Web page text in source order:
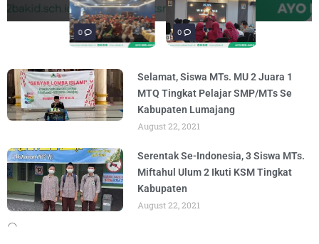
penguatan materi "Re-Branding
BY ADMIN AUGUST 5, 2026
materi Literasi Digital yang
BY ADMIN AUGUST 5, 2026
Madrasah" pada
ADMIN AUGUST 4, 2026
Keagamaan
ADMIN AUGUST 3, 2026
Literasi, para siswa mengikuti latihan
BY ADMIN AUGUST 1, 2026
penguatan materi bertajuk "Praktik Baik
BY ADMIN AUGUST 6, 2026
penguatan materi "Re-Branding
BY ADMIN AUGUST 5, 2026
materi Literasi Digital yang
BY ADMIN AUGUST 5, 2026
0 0
Selamat, Siswa MTs. MU 2 Juara 1
MTQ Tingkat Pelajar SMP/MTs Se
Kabupaten Lumajang
August 22, 2021
Serentak Se-Indonesia, 3 Siswa MTs.
Miftahul Ulum 2 Ikuti KSM Tingkat
Kabupaten
August 22, 2021